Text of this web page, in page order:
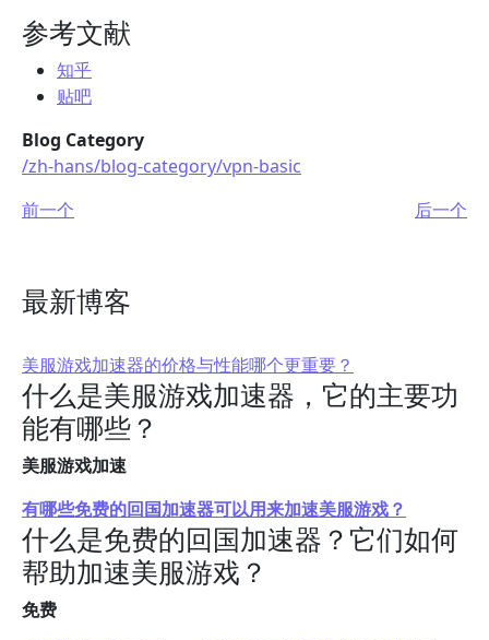
参考文献
知乎
贴吧
Blog Category
/zh-hans/blog-category/vpn-basic
前一个
后一个
最新博客
美服游戏加速器的价格与性能哪个更重要？
什么是美服游戏加速器，它的主要功
能有哪些？
美服游戏加速
有哪些免费的回国加速器可以用来加速美服游戏？
什么是免费的回国加速器？它们如何
帮助加速美服游戏？
免费